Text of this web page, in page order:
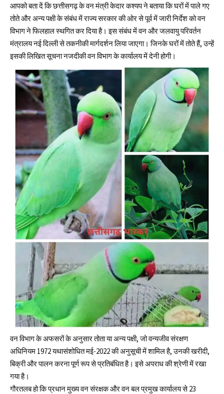
आपको बता दें कि छत्तीसगढ़ के वन मंत्री केदार कश्यप ने बताया कि घरों में पाले गए
तोते और अन्य पक्षी के संबंध में राज्य सरकार की ओर से पूर्व में जारी निर्देश को वन
विभाग ने फिलहाल स्थगित कर दिया है। इस संबंध में वन और जलवायु परिवर्तन
मंत्रालय नई दिल्ली से तकनीकी मार्गदर्शन लिया जाएगा। जिनके घरों में तोते हैं, उन्हें
इसकी लिखित सूचना नजदीकी वन विभाग के कार्यालय में देनी होगी।
वन विभाग के अफसरों के अनुसार तोता या अन्य पक्षी, जो वन्यजीव संरक्षण
अधिनियम 1972 यथासंशोधित मई-2022 की अनुसूची में शामिल है, उनकी खरीदी,
बिक्री और पालन करना पूर्ण रूप से प्रतिबंधित है। इसे अपराध की श्रेणी में रखा
गया है।
गौरतलब हो कि प्रधान मुख्य वन संरक्षक और वन बल प्रमुख कार्यालय से 23